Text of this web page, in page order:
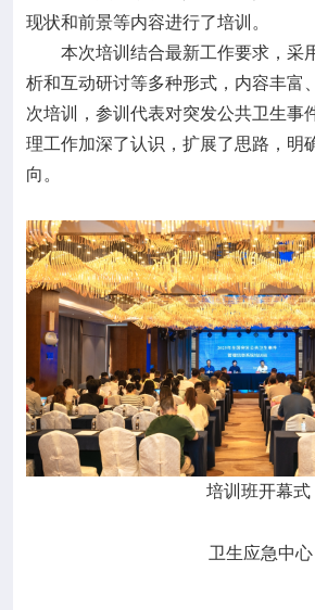
现状和前景等内容进行了培训。
本次培训结合最新工作要求，采
析和互动研讨等多种形式，内容丰富
次培训，参训代表对突发公共卫生事
理工作加深了认识，扩展了思路，明
向。
培训班开幕式
卫生应急中